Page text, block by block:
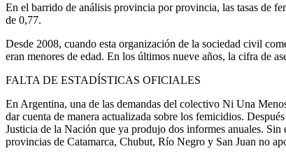
En el barrido de análisis provincia por provincia, las tasas de
de 0,77.
Desde 2008, cuando esta organización de la sociedad civil
eran menores de edad. En los últimos nueve años, la cifra de
FALTA DE ESTADÍSTICAS OFICIALES
En Argentina, una de las demandas del colectivo Ni Una
dar cuenta de manera actualizada sobre los femicidios.
Justicia de la Nación que ya produjo dos informes anuales.
provincias de Catamarca, Chubut, Río Negro y San Juan no